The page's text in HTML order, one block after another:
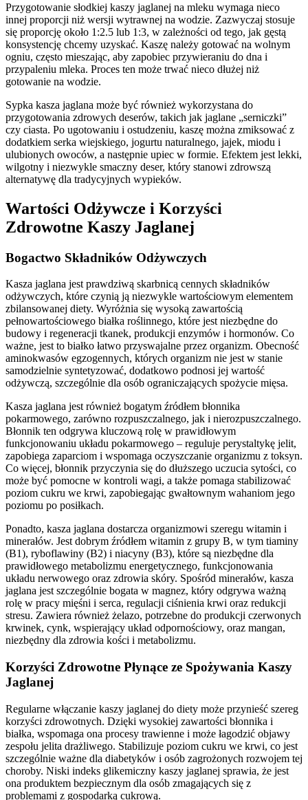
Przygotowanie słodkiej kaszy jaglanej na mleku wymaga nieco
innej proporcji niż wersji wytrawnej na wodzie. Zazwyczaj stosuje
się proporcję około 1:2.5 lub 1:3, w zależności od tego, jak gęstą
konsystencję chcemy uzyskać. Kaszę należy gotować na wolnym
ogniu, często mieszając, aby zapobiec przywieraniu do dna i
przypaleniu mleka. Proces ten może trwać nieco dłużej niż
gotowanie na wodzie.
Sypka kasza jaglana może być również wykorzystana do
przygotowania zdrowych deserów, takich jak jaglane „serniczki”
czy ciasta. Po ugotowaniu i ostudzeniu, kaszę można zmiksować z
dodatkiem serka wiejskiego, jogurtu naturalnego, jajek, miodu i
ulubionych owoców, a następnie upiec w formie. Efektem jest lekki,
wilgotny i niezwykle smaczny deser, który stanowi zdrowszą
alternatywę dla tradycyjnych wypieków.
Wartości Odżywcze i Korzyści
Zdrowotne Kaszy Jaglanej
Bogactwo Składników Odżywczych
Kasza jaglana jest prawdziwą skarbnicą cennych składników
odżywczych, które czynią ją niezwykle wartościowym elementem
zbilansowanej diety. Wyróżnia się wysoką zawartością
pełnowartościowego białka roślinnego, które jest niezbędne do
budowy i regeneracji tkanek, produkcji enzymów i hormonów. Co
ważne, jest to białko łatwo przyswajalne przez organizm. Obecność
aminokwasów egzogennych, których organizm nie jest w stanie
samodzielnie syntetyzować, dodatkowo podnosi jej wartość
odżywczą, szczególnie dla osób ograniczających spożycie mięsa.
Kasza jaglana jest również bogatym źródłem błonnika
pokarmowego, zarówno rozpuszczalnego, jak i nierozpuszczalnego.
Błonnik ten odgrywa kluczową rolę w prawidłowym
funkcjonowaniu układu pokarmowego – reguluje perystaltykę jelit,
zapobiega zaparciom i wspomaga oczyszczanie organizmu z toksyn.
Co więcej, błonnik przyczynia się do dłuższego uczucia sytości, co
może być pomocne w kontroli wagi, a także pomaga stabilizować
poziom cukru we krwi, zapobiegając gwałtownym wahaniom jego
poziomu po posiłkach.
Ponadto, kasza jaglana dostarcza organizmowi szeregu witamin i
minerałów. Jest dobrym źródłem witamin z grupy B, w tym tiaminy
(B1), ryboflawiny (B2) i niacyny (B3), które są niezbędne dla
prawidłowego metabolizmu energetycznego, funkcjonowania
układu nerwowego oraz zdrowia skóry. Spośród minerałów, kasza
jaglana jest szczególnie bogata w magnez, który odgrywa ważną
rolę w pracy mięśni i serca, regulacji ciśnienia krwi oraz redukcji
stresu. Zawiera również żelazo, potrzebne do produkcji czerwonych
krwinek, cynk, wspierający układ odpornościowy, oraz mangan,
niezbędny dla zdrowia kości i metabolizmu.
Korzyści Zdrowotne Płynące ze Spożywania Kaszy
Jaglanej
Regularne włączanie kaszy jaglanej do diety może przynieść szereg
korzyści zdrowotnych. Dzięki wysokiej zawartości błonnika i
białka, wspomaga ona procesy trawienne i może łagodzić objawy
zespołu jelita drażliwego. Stabilizuje poziom cukru we krwi, co jest
szczególnie ważne dla diabetyków i osób zagrożonych rozwojem tej
choroby. Niski indeks glikemiczny kaszy jaglanej sprawia, że jest
ona produktem bezpiecznym dla osób zmagających się z
problemami z gospodarką cukrową.